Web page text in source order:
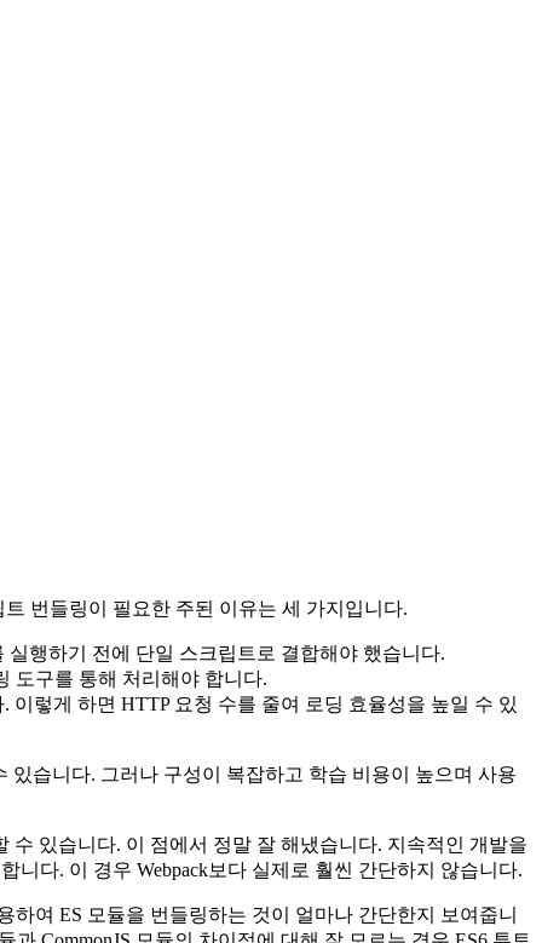
번들링이 필요한 주된 이유는 세 가지입니다.
행하기 전에 단일 스크립트로 결합해야 했습니다.
도구를 통해 처리해야 합니다.
렇게 하면 HTTP 요청 수를 줄여 로딩 효율성을 높일 수 있
있습니다. 그러나 구성이 복잡하고 학습 비용이 높으며 사용
수 있습니다. 이 점에서 정말 잘 해냈습니다. 지속적인 개발을
니다. 이 경우 Webpack보다 실제로 훨씬 간단하지 않습니다.
여 ES 모듈을 번들링하는 것이 얼마나 간단한지 보여줍니